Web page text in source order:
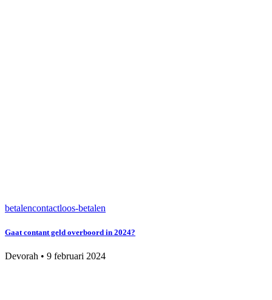
betalencontactloos-betalen
Gaat contant geld overboord in 2024?
Devorah • 9 februari 2024